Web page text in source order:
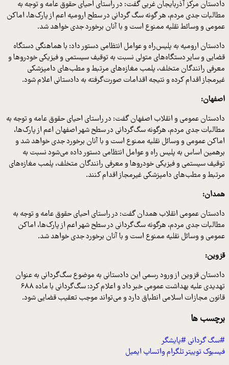
دادستان مرکز آذربایجان غربی گفت: در راستای احیای حقوق عامه و توجه به
مطالبات جدی مردم، هر گونه سگ گردانی در سطح ارومیه اعم از پارک‌ها، اماکن
عمومی و وسائط نقلیه ممنوع است و با آنان برخورد جدی خواهد شد.
دادستان ارومیه به پلیس‌راه و عوامل انتظامی دستور داد: با هماهنگی دستگاه
قضایی و سایر دستگاه‌های متولی نسبت به توقیف سیستمی و فیزیکی خودروها و
معرفی رانندگان متخلف، پلمب مغازه‌های مرتبط و مطب‌های دامپزشکی
غیرمجاز اقدام کرده و نتیجه اقدامات صورت‌گرفته به دادستانی اعلام شود.
اصفهان:
دادستان عمومی و انقلاب اصفهان گفت: در راستای احیای حقوق عامه و توجه به
مطالبات جدی مردم، هرگونه سگ‌گردانی در سطح شهر اصفهان اعم از پارک‌ها،
اماکن عمومی و وسائل نقلیه ممنوع است و با آنان برخورد جدی خواهد شد و
برهمین اساس به پلیس راه و عوامل انتظامی دستور داده می‌شود نسبت به
توقیف سیستمی و فیزیکی خودروها و معرفی رانندگان متخلف، پلمب مغازه‌های
مرتبط و مطب‌های دامپزشکی غیرمجاز اقدام کنند.
همدان:
دادستان عمومی انقلاب همدان گفت: در راستای احیای حقوق عامه و توجه به
مطالبات جدی مردم، هرگونه سگ‌گردانی در سطح شهر اعم از پارک‌ها، اماکن
عمومی و وسائل نقلیه ممنوع است و با آنان برخورد جدی خواهد شد.
قزوین:
دادستان قزوین از ورود رسمی این دادستانی به موضوع سگ‌گردانی به عنوان
تهدیدی علیه بهداشت عمومی خبر داد و اعلام کرد: سگ‌گردانی با ماده ۶۸۸
قانون مجازات اسلامی انطباق دارد و می‌تواند موجب تعقیب قضایی شود.
برچسب ها
#سگ گردانی#پایشگر
فیسبوک توییترتلگرامواتساپ ایمیل